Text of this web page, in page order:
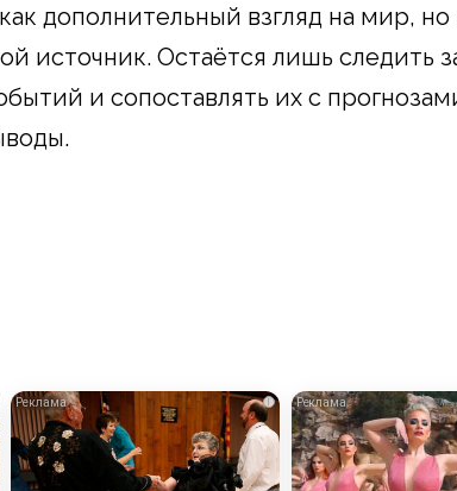
дополнительный взгляд на мир, но
источник. Остаётся лишь следить
и сопоставлять их с
i